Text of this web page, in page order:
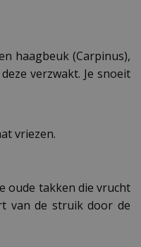
haagbeuk (Carpinus),
verzwakt. Je snoeit
vriezen.
oude takken die vrucht
van de struik door de